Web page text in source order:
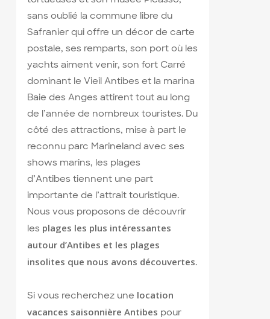
sans oublié la commune libre du
Safranier qui offre un décor de carte
postale, ses remparts, son port où les
yachts aiment venir, son fort Carré
dominant le Vieil Antibes et la marina
Baie des Anges attirent tout au long
de l’année de nombreux touristes. Du
côté des attractions, mise à part le
reconnu parc Marineland avec ses
shows marins, les plages
d’Antibes tiennent une part
importante de l’attrait touristique.
Nous vous proposons de découvrir
les plages les plus intéressantes
autour d’Antibes et les plages
insolites que nous avons découvertes.
Si vous recherchez une location
vacances saisonnière Antibes pour